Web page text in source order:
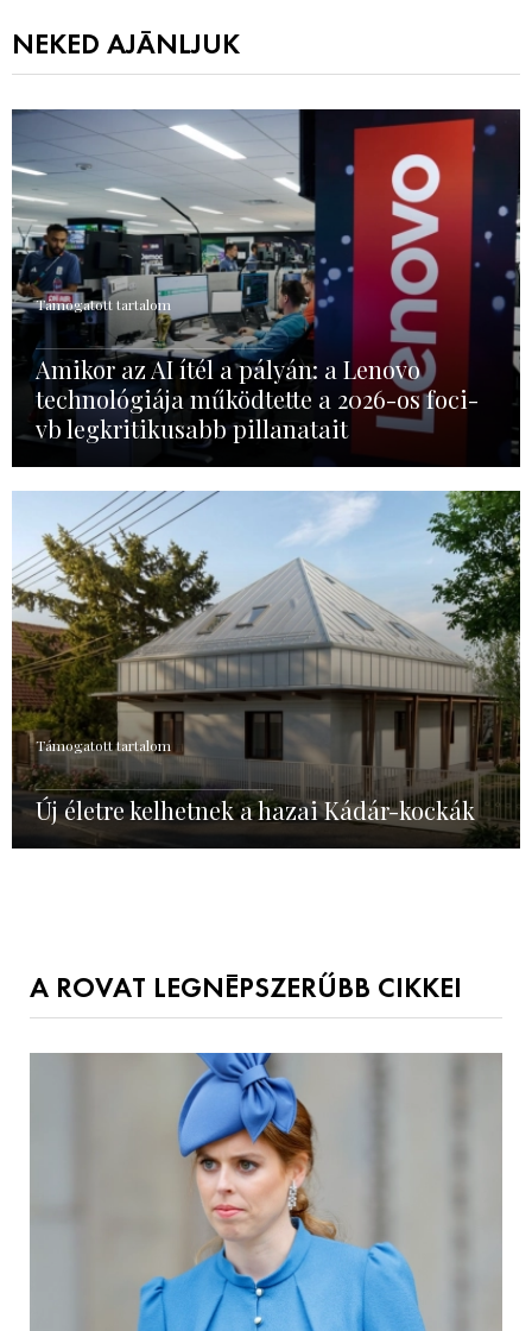
NEKED AJÁNLJUK
Támogatott tartalom
Amikor az AI ítél a pályán: a Lenovo
technológiája működtette a 2026-os foci-
vb legkritikusabb pillanatait
Támogatott tartalom
Új életre kelhetnek a hazai Kádár-kockák
A ROVAT LEGNÉPSZERŰBB CIKKEI